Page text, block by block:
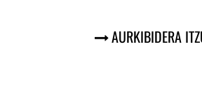
AURKIBIDERA